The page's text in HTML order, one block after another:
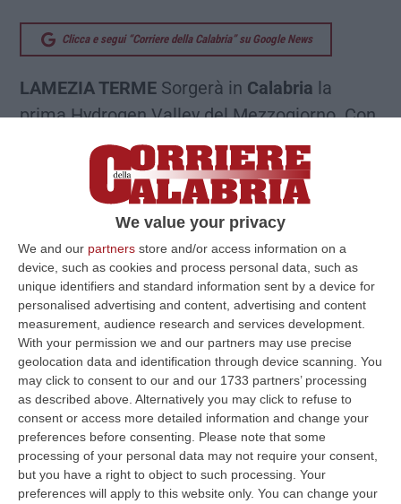
We value your privacy
We and our partners store and/or access information on a
device, such as cookies and process personal data, such as
unique identifiers and standard information sent by a device for
personalised advertising and content, advertising and content
measurement, audience research and services development.
With your permission we and our partners may use precise
geolocation data and identification through device scanning. You
may click to consent to our and our 1733 partners’ processing
as described above. Alternatively you may click to refuse to
consent or access more detailed information and change your
preferences before consenting.
Please note that some
processing of your personal data may not require your consent,
but you have a right to object to such processing. Your
preferences will apply to this website only. You can change your
Clicca e segui “Corriere della Calabria” su Google News
LAMEZIA TERME Sorgerà in Calabria la
prima Hydrogen Valley del Mezzogiorno. Con
il rilascio dell’autorizzazione unica per la
realizzazione del progetto, l’unico in tutta la
Lamezia Terme si troverà così a
ospitare il primo realizzato tra i 28 siti nel
sud Italia(per un totale di 54 nel territorio
nazionale) individuati dal Governo da
finanziare nell’ambito del Pnrr per lo sviluppo
della filiera dell’idrogeno nel Meridione.
Sviluppo e riscatto. Il progetto ‘Hydrogen
Valley Lamezia Terme’ sorgerà infatti
nell’area abbandonata dell’ex Sir, dove giace
un sogno industriale mai decollato. Il
progetto, proposto da Teca Gas Srl, è stato
progettato e ingegnerizzato da Techfem, una